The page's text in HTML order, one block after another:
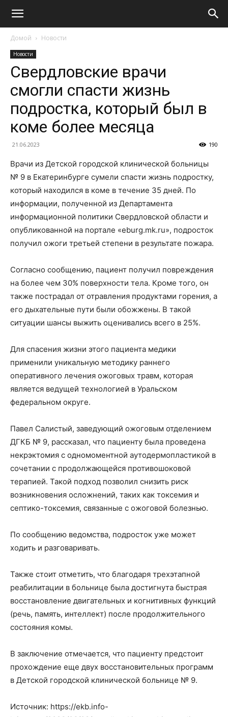
Домой Новости
Новости
Свердловские врачи
смогли спасти жизнь
подростка, который был в
коме более месяца
21.06.2023 190
Врачи из Детской городской клинической больницы
№ 9 в Екатеринбурге сумели спасти жизнь подростку,
который находился в коме в течение 35 дней. По
информации, полученной из Департамента
информационной политики Свердловской области и
опубликованной на портале «eburg.mk.ru», подросток
получил ожоги третьей степени в результате пожара.
Согласно сообщению, пациент получил повреждения
на более чем 30% поверхности тела. Кроме того, он
также пострадал от отравления продуктами горения, а
его дыхательные пути были обожжены. В такой
ситуации шансы выжить оценивались всего в 25%.
Для спасения жизни этого пациента медики
применили уникальную методику раннего
оперативного лечения ожоговых травм, которая
является ведущей технологией в Уральском
федеральном округе.
Павел Салистый, заведующий ожоговым отделением
ДГКБ № 9, рассказал, что пациенту была проведена
некрэктомия с одномоментной аутодермопластикой в
сочетании с продолжающейся противошоковой
терапией. Такой подход позволил снизить риск
возникновения осложнений, таких как токсемия и
септико-токсемия, связанные с ожоговой болезнью.
По сообщению ведомства, подросток уже может
ходить и разговаривать.
Также стоит отметить, что благодаря трехэтапной
реабилитации в больнице была достигнута быстрая
восстановление двигательных и когнитивных функций
(речь, память, интеллект) после продолжительного
состояния комы.
В заключение отмечается, что пациенту предстоит
прохождение еще двух восстановительных программ
в Детской городской клинической больнице № 9.
Источник: https://ekb.info-